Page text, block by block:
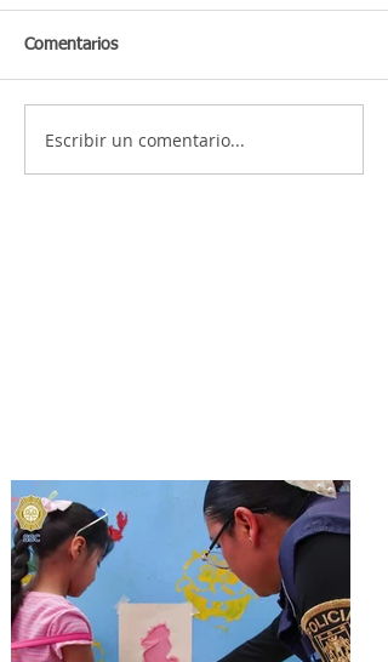
Comentarios
Escribir un comentario...